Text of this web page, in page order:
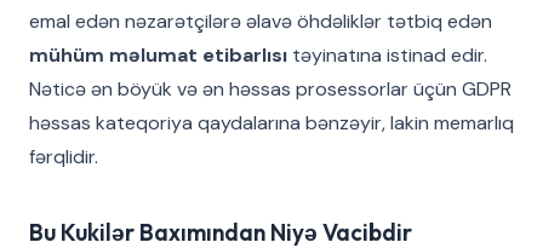
emal edən nəzarətçilərə əlavə öhdəliklər tətbiq edən
mühüm məlumat etibarlısı təyinatına istinad edir.
Nəticə ən böyük və ən həssas prosessorlar üçün GDPR
həssas kateqoriya qaydalarına bənzəyir, lakin memarlıq
fərqlidir.
Bu Kukilər Baxımından Niyə Vacibdir